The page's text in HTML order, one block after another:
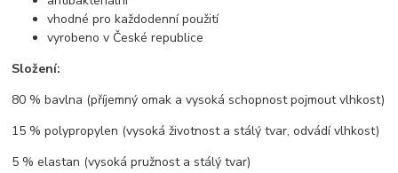
vhodné pro každodenní použití
vyrobeno v České republice
Složení:
80 % bavlna (příjemný omak a vysoká schopnost pojmout vlhkost)
15 % polypropylen (vysoká životnost a stálý tvar, odvádí vlhkost)
5 % elastan (vysoká pružnost a stálý tvar)